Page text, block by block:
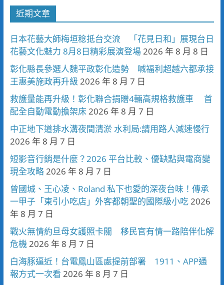
近期文章
日本花藝大師梅垣稔抵台交流 「花見日和」展現台日
花藝文化魅力 8月8日精彩展演登場2026 年 8 月 8 日
彰化縣長參選人魏平政彰化造勢 喊福利超越六都承接
王惠美施政再升級 2026 年 8 月 7 日
救護量能再升級！彰化聯合捐贈4輛高規格救護車 首
配全自動電動擔架床2026 年 8 月 7 日
中正地下道排水溝夜間清淤 水利局:請用路人減速慢行
2026 年 8 月 7 日
短影音行銷是什麼？2026 平台比較、優缺點與電商變
現全攻略2026 年 8 月 7 日
曾國城、王心凌、Roland 私下也愛的深夜台味！傳承
一甲子「東引小吃店」外客都朝聖的國際級小吃2026
年 8 月 7 日
戰火無情約旦母女護照卡關 移民官有情一路陪伴化解
危機2026 年 8 月 7 日
白海豚逼近！台電鳳山區處提前部署 1911、APP通
報方式一次看 2026 年 8 月 7 日